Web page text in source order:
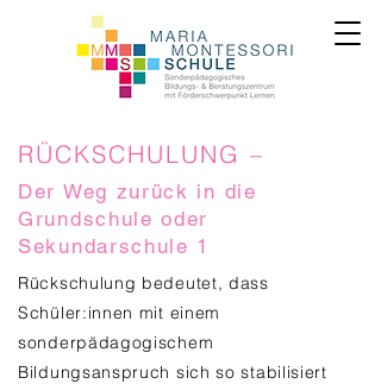
RÜCKSCHULUNG –
Der Weg zurück in die
Grundschule oder
Sekundarschule 1
Rückschulung bedeutet, dass
Schüler:innen mit einem
sonderpädagogischem
Bildungsanspruch sich so stabilisiert